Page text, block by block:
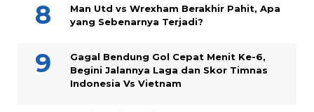
Man Utd vs Wrexham Berakhir Pahit, Apa
yang Sebenarnya Terjadi?
Gagal Bendung Gol Cepat Menit Ke-6,
Begini Jalannya Laga dan Skor Timnas
Indonesia Vs Vietnam